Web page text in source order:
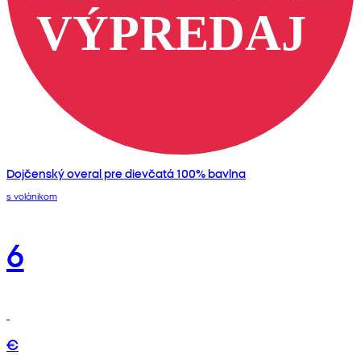
Dojčenský overal pre dievčatá 100% bavlna
s volánikom
6
€